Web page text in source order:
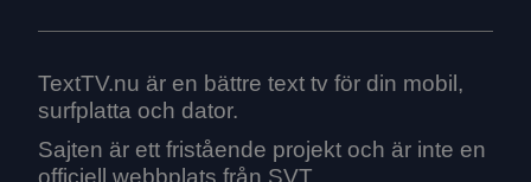
Ons 17 juni
Tis 16 juni
Mån 15 juni
TextTV.nu är en bättre text tv för din mobil,
surfplatta och dator.
Sajten är ett fristående projekt och är inte en
officiell webbplats från SVT.